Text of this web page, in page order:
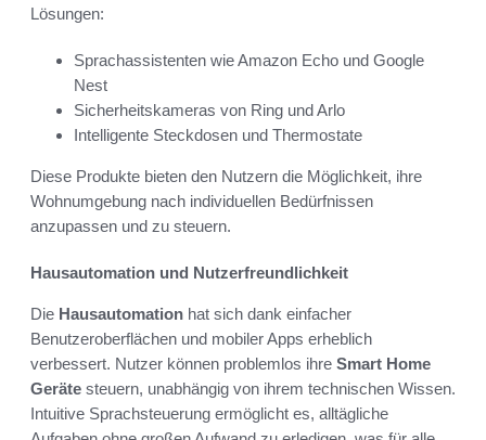
Lösungen:
Sprachassistenten wie Amazon Echo und Google
Nest
Sicherheitskameras von Ring und Arlo
Intelligente Steckdosen und Thermostate
Diese Produkte bieten den Nutzern die Möglichkeit, ihre
Wohnumgebung nach individuellen Bedürfnissen
anzupassen und zu steuern.
Hausautomation und Nutzerfreundlichkeit
Die Hausautomation hat sich dank einfacher
Benutzeroberflächen und mobiler Apps erheblich
verbessert. Nutzer können problemlos ihre Smart Home
Geräte steuern, unabhängig von ihrem technischen Wissen.
Intuitive Sprachsteuerung ermöglicht es, alltägliche